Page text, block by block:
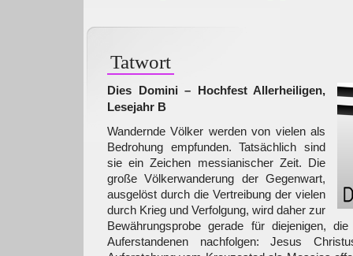
Tatwort
Dies Domini – Hochfest Allerheiligen,
Lesejahr B
Wandernde Völker werden von vielen als
Bedrohung empfunden. Tatsächlich sind
sie ein Zeichen messianischer Zeit. Die
große Völkerwanderung der Gegenwart,
ausgelöst durch die Vertreibung der vielen
durch Krieg und Verfolgung, wird daher zur
Bewährungsprobe gerade für diejenigen,
Auferstandenen nachfolgen: Jesus